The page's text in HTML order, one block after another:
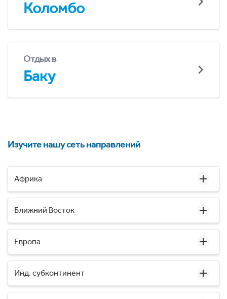
Коломбо
Отдых в
Баку
Изучите нашу сеть направлений
Африка
Ближний Восток
Европа
Инд. субконтинент